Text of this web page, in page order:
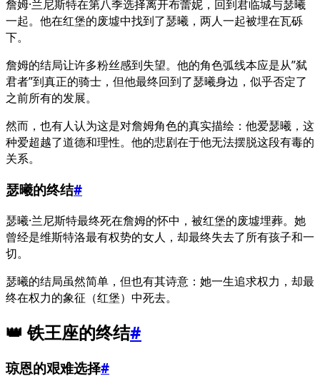
詹姆·兰尼斯特在第八季选择离开布蕾妮，回到君临城与瑟曦
一起。他在红堡的废墟中找到了瑟曦，两人一起被埋在瓦砾
下。
詹姆的结局让许多粉丝感到失望。他的角色弧线本应是从”弑
君者”到真正的骑士，但他最终回到了瑟曦身边，似乎否定了
之前所有的发展。
然而，也有人认为这是对詹姆角色的真实描绘：他爱瑟曦，这
种爱超越了道德和理性。他的悲剧在于他无法摆脱这段有毒的
关系。
瑟曦的终结#
瑟曦·兰尼斯特最终死在詹姆的怀中，被红堡的废墟埋葬。她
曾经是维斯特洛最有权势的女人，却最终失去了所有孩子和一
切。
瑟曦的结局虽然简单，但也有其诗意：她一生追求权力，却最
终在权力的象征（红堡）中死去。
👑 铁王座的终结#
琼恩的艰难选择#